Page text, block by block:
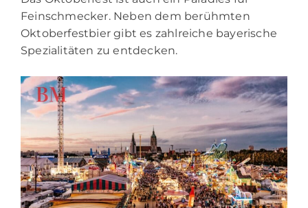
Feinschmecker. Neben dem berühmten
Oktoberfestbier gibt es zahlreiche bayerische
Spezialitäten zu entdecken.